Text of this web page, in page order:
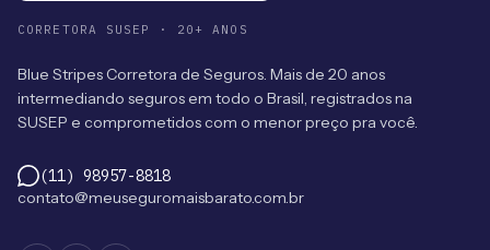
CORRETORA SUSEP · 20+ ANOS
Blue Stripes Corretora de Seguros. Mais de 20 anos
intermediando seguros em todo o Brasil, registrados na
SUSEP e comprometidos com o menor preço pra você.
(11) 98957-8818
contato@meuseguromaisbarato.com.br